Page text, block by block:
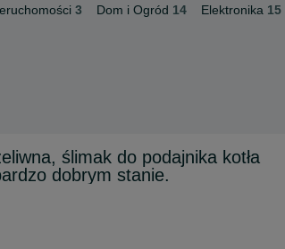
3 Dom i Ogród 14 Elektronika 15
ślimak do podajnika kotła
dobrym stanie.